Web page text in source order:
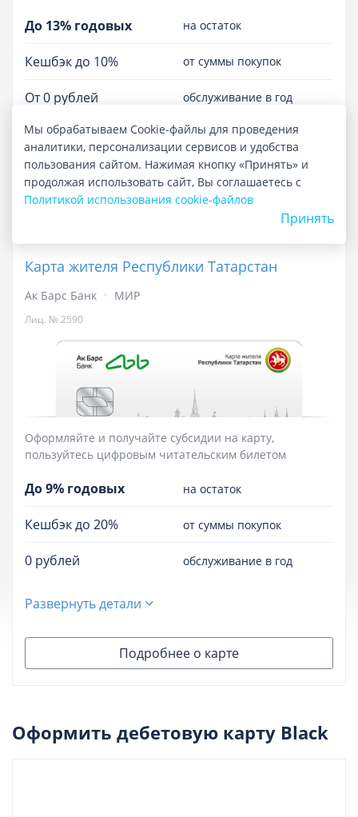
До 13% годовых на остаток
Кешбэк до 10% от суммы покупок
От 0 рублей обслуживание в год
Развернуть детали
Подробнее о карте
Карта жителя Республики Татарстан
Ак Барс Банк МИР
Лиц. № 2590
Оформляйте и получайте субсидии на карту,
пользуйтесь цифровым читательским билетом
До 9% годовых на остаток
Кешбэк до 20% от суммы покупок
0 рублей обслуживание в год
Развернуть детали
Подробнее о карте
Оформить дебетовую карту Black
Мы обрабатываем Cookie-файлы для проведения
аналитики, персонализации сервисов и удобства
пользования сайтом. Нажимая кнопку «Принять» и
продолжая использовать сайт, Вы соглашаетесь с
Политикой использования cookie-файлов
Принять